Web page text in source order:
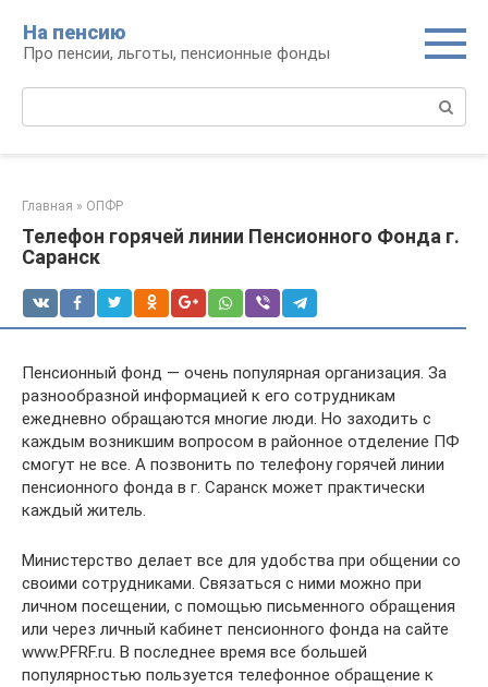
контенту
На пенсию
Про пенсии, льготы, пенсионные фонды
Главная » ОПФР
Телефон горячей линии Пенсионного Фонда г.
Саранск
Пенсионный фонд — очень популярная организация. За
разнообразной информацией к его сотрудникам
ежедневно обращаются многие люди. Но заходить с
каждым возникшим вопросом в районное отделение ПФ
смогут не все. А позвонить по телефону горячей линии
пенсионного фонда в г. Саранск может практически
каждый житель.
Министерство делает все для удобства при общении со
своими сотрудниками. Связаться с ними можно при
личном посещении, с помощью письменного обращения
или через личный кабинет пенсионного фонда на сайте
www.PFRF.ru. В последнее время все большей
популярностью пользуется телефонное обращение к